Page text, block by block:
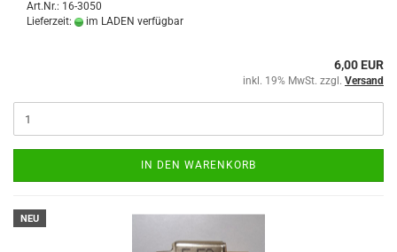
Art.Nr.: 16-3050
Lieferzeit:
im LADEN verfügbar
6,00 EUR
inkl. 19% MwSt. zzgl. Versand
IN DEN WARENKORB
NEU